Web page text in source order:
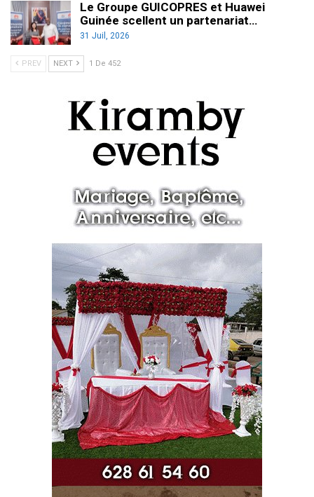
Le Groupe GUICOPRES et Huawei
Guinée scellent un partenariat…
31 Juil, 2026
PREV NEXT 1 De 452